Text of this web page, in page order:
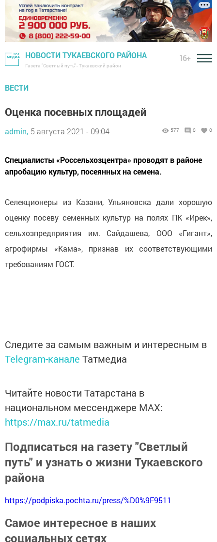
НОВОСТИ ТУКАЕВСКОГО РАЙОНА
Газета "Светлый путь" - Тукаевский район
16+
ВЕСТИ
Оценка посевных площадей
admin, 5 августа 2021 - 09:04 577 0 0
Специалисты «Россельхозцентра» проводят в районе
апробацию культур, посеянных на семена.
Селекционеры из Казани, Ульяновска дали хорошую
оценку посеву семенных культур на полях ПК «Ирек»,
сельхозпредприятия им. Сайдашева, ООО «Гигант»,
агрофирмы «Кама», признав их соответствующими
требованиям ГОСТ.
Следите за самым важным и интересным в
Telegram-канале Татмедиа
Читайте новости Татарстана в
национальном мессенджере MАХ:
https://max.ru/tatmedia
Подписаться на газету "Светлый
путь" и узнать о жизни Тукаевского
района
https://podpiska.pochta.ru/press/%D0%9F9511
Самое интересное в наших
социальных сетях